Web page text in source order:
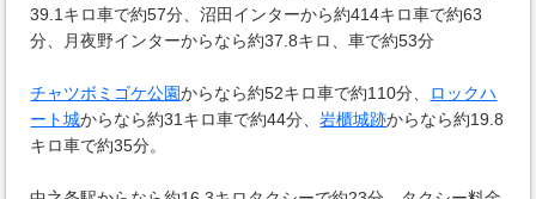
39.1キロ車で約57分、沼田インターから約414キロ車で約63
分、月夜野インターからなら約37.8キロ、車で約53分
チャツボミゴケ公園からなら約52キロ車で約110分、 ロックハ
ート城からなら約31キロ車で約44分、岩櫃城跡からなら約19.8
キロ車で約35分。